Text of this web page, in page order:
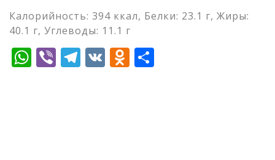
Калорийность: 394 ккал, Белки: 23.1 г, Жиры:
40.1 г, Углеводы: 11.1 г
WhatsApp
ViberTelegram
VKOdnoklassniki